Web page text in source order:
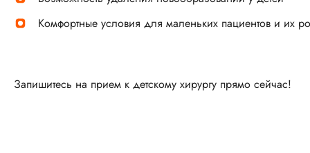
Комфортные условия для маленьких пациентов и их
Запишитесь на прием к детскому хирургу прямо сейчас!